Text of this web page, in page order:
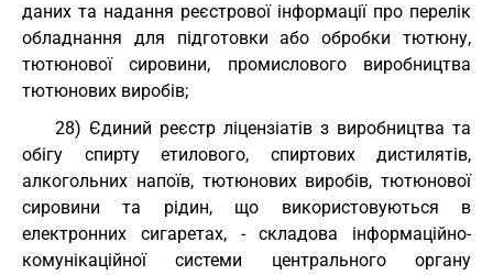
даних та надання реєстрової інформації про перелік
обладнання для підготовки або обробки тютюну,
тютюнової сировини, промислового виробництва
тютюнових виробів;
28) Єдиний реєстр ліцензіатів з виробництва та
обігу спирту етилового, спиртових дистилятів,
алкогольних напоїв, тютюнових виробів, тютюнової
сировини та рідин, що використовуються в
електронних сигаретах, - складова інформаційно-
комунікаційної системи центрального органу